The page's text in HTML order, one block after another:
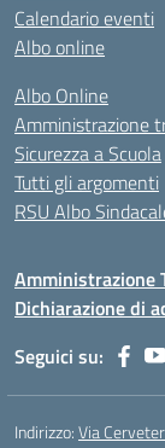
Calendario eventi
Albo online
Albo Online
Amministrazione
Sicurezza a Scuola
Tutti gli argomenti
RSU Albo
Amministrazione
Dichiarazione di
Seguici su:
Indirizzo:Via